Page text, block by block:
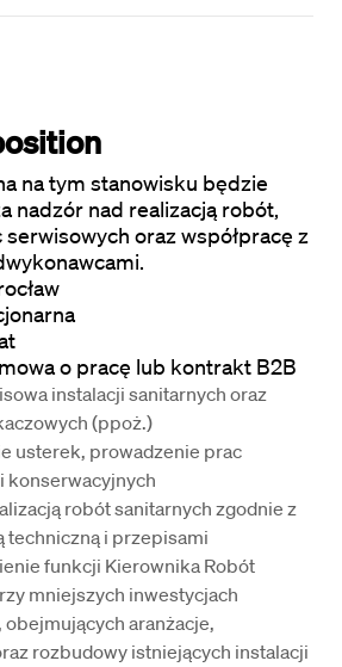
na tym stanowisku będzie
nadzór nad realizacją robót,
oraz współpracę z
o pracę lub kontrakt B2B
instalacji sanitarnych oraz
(ppoż.)
usterek, prowadzenie prac
konserwacyjnych
robót sanitarnych zgodnie z
techniczną i przepisami
funkcji Kierownika Robót
mniejszych inwestycjach
aranżacje,
rozbudowy istniejących instalacji